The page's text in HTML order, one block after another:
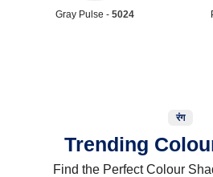
Gray Pulse - 5024
रंग
Trending
Find the Perfect Colour